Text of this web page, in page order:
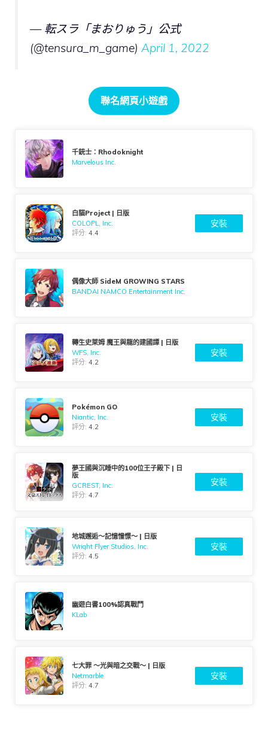
— 転スラ「まおりゅう」公式
(@tensura_m_game) April 1, 2022
聯名網頁小遊戲
千銃士：Rhodoknight
Marvelous Inc.
白貓Project | 日版
COLOPL, Inc.
評分:4.4
安裝
偶像大師 SideM GROWING STARS
BANDAI NAMCO Entertainment Inc.
轉生史萊姆 魔王與龍的建國譚 | 日版
WFS, Inc.
評分:4.2
安裝
Pokémon GO
Niantic, Inc.
評分:4.2
安裝
夢王國與沉睡中的100位王子殿下 | 日
版
GCREST, Inc.
評分:4.7
安裝
地城邂逅〜記憶憧憬〜 | 日版
Wright Flyer Studios, Inc.
評分:4.5
安裝
幽遊白書100%認真戰鬥
KLab
七大罪 ～光與暗之交戰～ | 日版
Netmarble
評分:4.7
安裝